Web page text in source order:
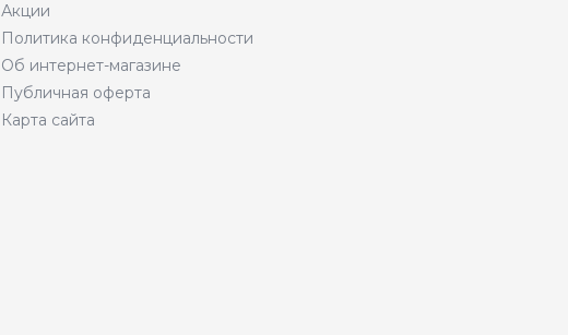
Акции
Политика конфиденциальности
Об интернет-магазине
Публичная оферта
Карта сайта